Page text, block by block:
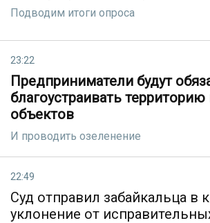
Подводим итоги опроса
23:22
Предприниматели будут
благоустраивать территорию
объектов
И проводить озеленение
22:49
Суд отправил забайкальца в
уклонение от